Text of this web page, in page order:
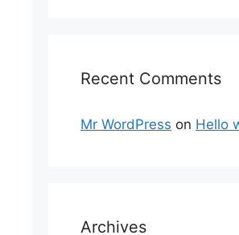
Recent Comments
Mr WordPress on Hello
Archives